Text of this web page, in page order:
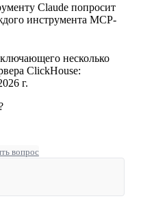
Claude попросит
инструмента MCP-
несколько
ClickHouse:
г.
вопрос